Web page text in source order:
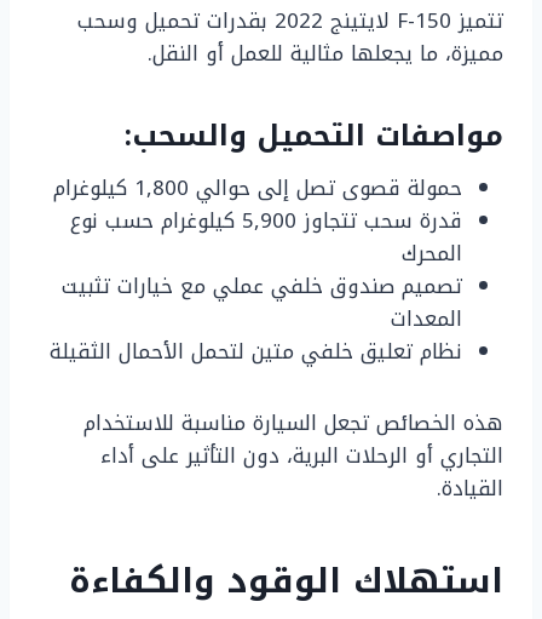
تتميز F-150 لايتينج 2022 بقدرات تحميل وسحب
مميزة، ما يجعلها مثالية للعمل أو النقل.
مواصفات التحميل والسحب:
حمولة قصوى تصل إلى حوالي 1,800 كيلوغرام
قدرة سحب تتجاوز 5,900 كيلوغرام حسب نوع
المحرك
تصميم صندوق خلفي عملي مع خيارات تثبيت
المعدات
نظام تعليق خلفي متين لتحمل الأحمال الثقيلة
هذه الخصائص تجعل السيارة مناسبة للاستخدام
التجاري أو الرحلات البرية، دون التأثير على أداء
القيادة.
استهلاك الوقود والكفاءة